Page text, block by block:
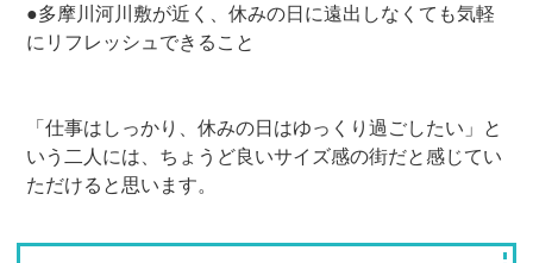
●多摩川河川敷が近く、休みの日に遠出しなくても気軽
にリフレッシュできること
「仕事はしっかり、休みの日はゆっくり過ごしたい」と
いう二人には、ちょうど良いサイズ感の街だと感じてい
ただけると思います。